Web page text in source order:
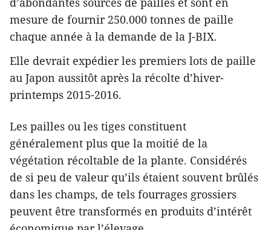
mesure de fournir 250.000 tonnes de paille
chaque année à la demande de la J-BIX.
Elle devrait expédier les premiers lots de paille
au Japon aussitôt après la récolte d’hiver-
printemps 2015-2016.
Les pailles ou les tiges constituent
généralement plus que la moitié de la
végétation récoltable de la plante. Considérés
de si peu de valeur qu’ils étaient souvent brûlés
dans les champs, de tels fourrages grossiers
peuvent être transformés en produits d’intérêt